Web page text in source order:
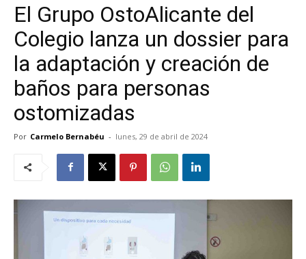
El Grupo OstoAlicante del
Colegio lanza un dossier para
la adaptación y creación de
baños para personas
ostomizadas
Por Carmelo Bernabéu - lunes, 29 de abril de 2024